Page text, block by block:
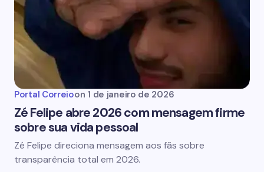
Portal Correioon 1 de janeiro de 2026
Zé Felipe abre 2026 com mensagem firme
sobre sua vida pessoal
Zé Felipe direciona mensagem aos fãs sobre
transparência total em 2026.